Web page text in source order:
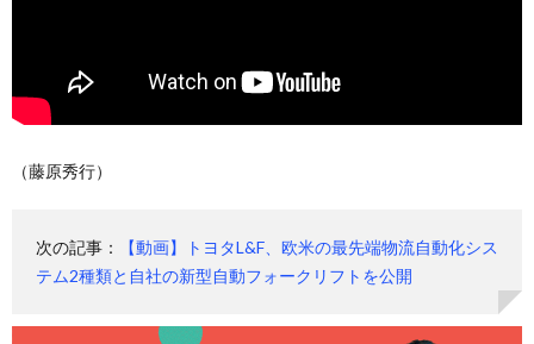
（藤原秀行）
次の記事：
【動画】トヨタL&F、欧米の最先端物流自動化シス
テム2種類と自社の新型自動フォークリフトを公開